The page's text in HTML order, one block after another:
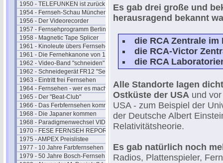
1950 - TELEFUNKEN ist zurück
1954 - Fernseh-Schau München
1956 - Der Videorecorder
1957 - Fernsehprogramm Berlin
1958 - Magnetic Tape Splicer
1961 - Kinoleute übers Fernsehen
1961 - Die Fernehkanone von 1936
1962 - Video-Band "schneiden"
1962 - Schneidegerät FR12 "Senior"
1963 - Eintritt frei Fernsehen
1964 - Fernsehen - wer es macht
1965 - Der "Beat-Club"
1966 - Das Ferbfernsehen kommt
1968 - Die Japaner kommen
1968 - Paradigmenwechsel VIDEO
1970 - FESE FERNSEH REPORT
1975 - AMPEX Preislistee
1977 - 10 Jahre Farbfernsehen
1979 - 50 Jahre Bosch-Fernseh
Es gab drei große und
herausragend bekannt
die RCA Zentrale
die RCA-Victor
die RCA
Alle Standorte lagen
Ostküste der USA und
USA - zum Beispiel der
der Deutsche Albert
Relativitätsheorie.
Es gab natürlich noch
Radios, Plattenspieler,